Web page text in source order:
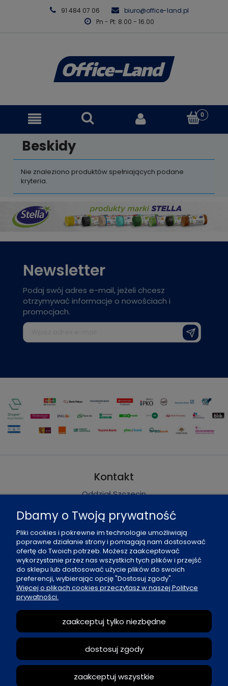
91 484 07 06
biuro@office-land.pl
Pn - Pt: 8.00 - 16.00
Beskidy
Nie znaleziono produktów spełniających podane
kryteria.
Newsletter
Podaj swój adres e-mail, jeżeli chcesz
otrzymywać informacje o nowościach i
promocjach.
Kontakt
Oddział Szczecin
91 484 07 06
biuro@office-land.pl
Fax: 91 484 49 27
O nas
Zasady sprzedaży
Reklamacje i zwroty
Dbamy o Twoją prywatność
Pliki cookies i pokrewne im technologie umożliwiają
poprawne działanie strony i pomagają nam dostosować
ofertę do Twoich potrzeb. Możesz zaakceptować
wykorzystanie przez nas wszystkich tych plików i przejść
do sklepu lub dostosować użycie plików do swoich
preferencji, wybierając opcję "Dostosuj zgody".
Więcej o plikach cookies przeczytasz w naszej Polityce
prywatności.
zaakceptuj tylko niezbędne
dostosuj zgody
zaakceptuj wszystkie